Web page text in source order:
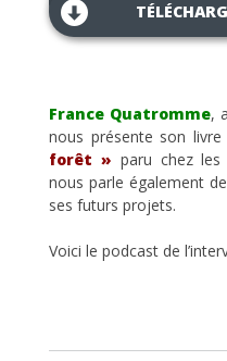
France Quatromme,
nous présente son livre
forêt » paru chez les
nous parle également
ses futurs projets.
Voici le podcast de